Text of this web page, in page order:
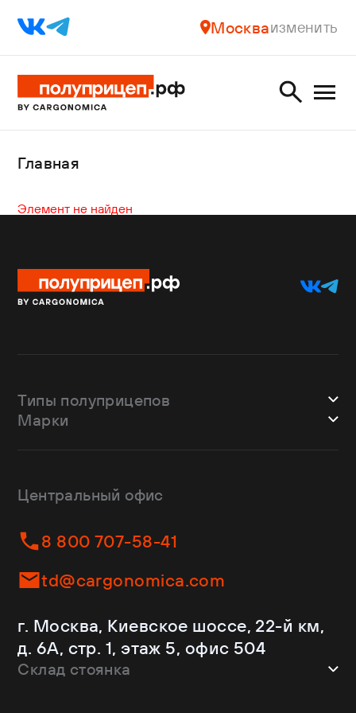
Москваизменить
Главная
Элемент не найден
Типы полуприцепов
Шторные
Изотермы
Контейнеровозы
Самосвалы
Ломовозы
С кониками
Рефрижераторы
Марки
Dongfeng
Helfimmer
JAC
Kassbohrer
Krone
Mercedes-Benz
Schmitz Cargobull
Shacman
Центральный офис
8 800 707-58-41
td@cargonomica.com
г. Москва, Киевское шоссе, 22-й км,
д. 6А, стр. 1, этаж 5, офис 504
Склад стоянка